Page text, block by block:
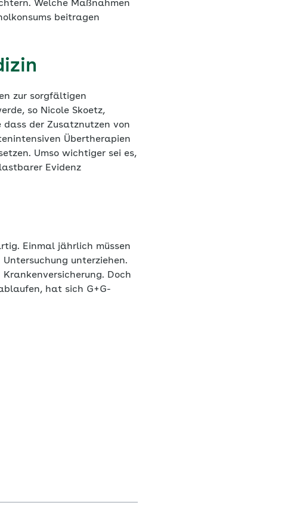
Welche Maßnahmen
beitragen
zur sorgfältigen
so Nicole Skoetz,
dass der Zusatznutzen von
Übertherapien
Umso wichtiger sei es,
Evidenz
Einmal jährlich müssen
unterziehen.
Doch
hat sich G+G-